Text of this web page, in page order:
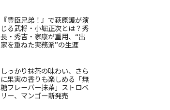
『豊臣兄弟！』で萩原護が演
じる武将・小堀正次とは？秀
長・秀吉・家康が重用、“出
家を重ねた実務派”の生涯
しっかり抹茶の味わい、さら
に果実の香りも楽しめる「無
糖フレーバー抹茶」ストロベ
リー、マンゴー新発売